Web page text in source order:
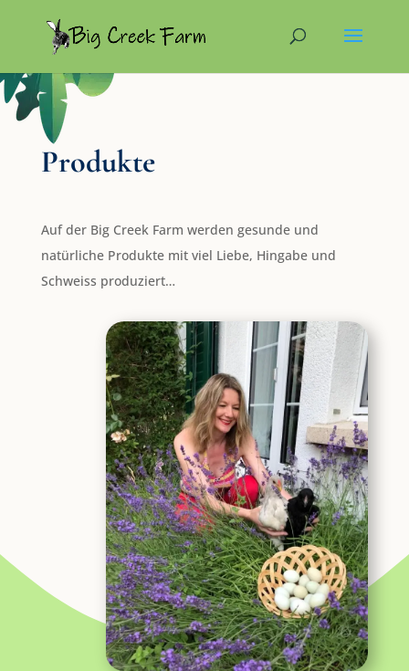
Produkte
Auf der Big Creek Farm werden gesunde und
natürliche Produkte mit viel Liebe, Hingabe und
Schweiss produziert…